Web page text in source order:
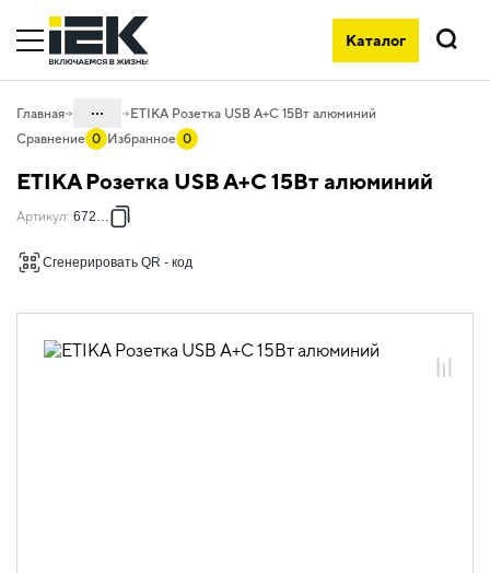
Каталог
Поиск
Главная ...
удлинители и силовые разъемы
06.01 Электроустановочные изделия
изделия скрытого монтажа ETIKA
06.01.13.03 ЭУИ ETIKA: цвет
ETIKA Розетка USB A+C 15Вт алюминий
Сравнение 0 Избранное 0
ETIKA Розетка USB A+C 15Вт алюминий
Артикул: 672436
Сгенерировать QR - код